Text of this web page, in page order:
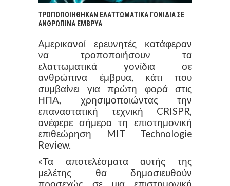
ΤΡΟΠΟΠΟΙΗΘΗΚΑΝ ΕΛΑΤΤΩΜΑΤΙΚΑ ΓΟΝΙΔΙΑ ΣΕ
ΑΝΘΡΩΠΙΝΑ ΕΜΒΡΥΑ
Αμερικανοί ερευνητές κατάφεραν
να τροποποιήσουν τα
ελαττωματικά γονίδια σε
ανθρώπινα έμβρυα, κάτι που
συμβαίνει για πρώτη φορά στις
ΗΠΑ, χρησιμοποιώντας την
επαναστατική τεχνική CRISPR,
ανέφερε σήμερα τη επιστημονική
επιθεώρηση MIT Technologie
Review.
«Τα αποτελέσματα αυτής της
μελέτης θα δημοσιευθούν
προσεχώς σε μια επιστημονική